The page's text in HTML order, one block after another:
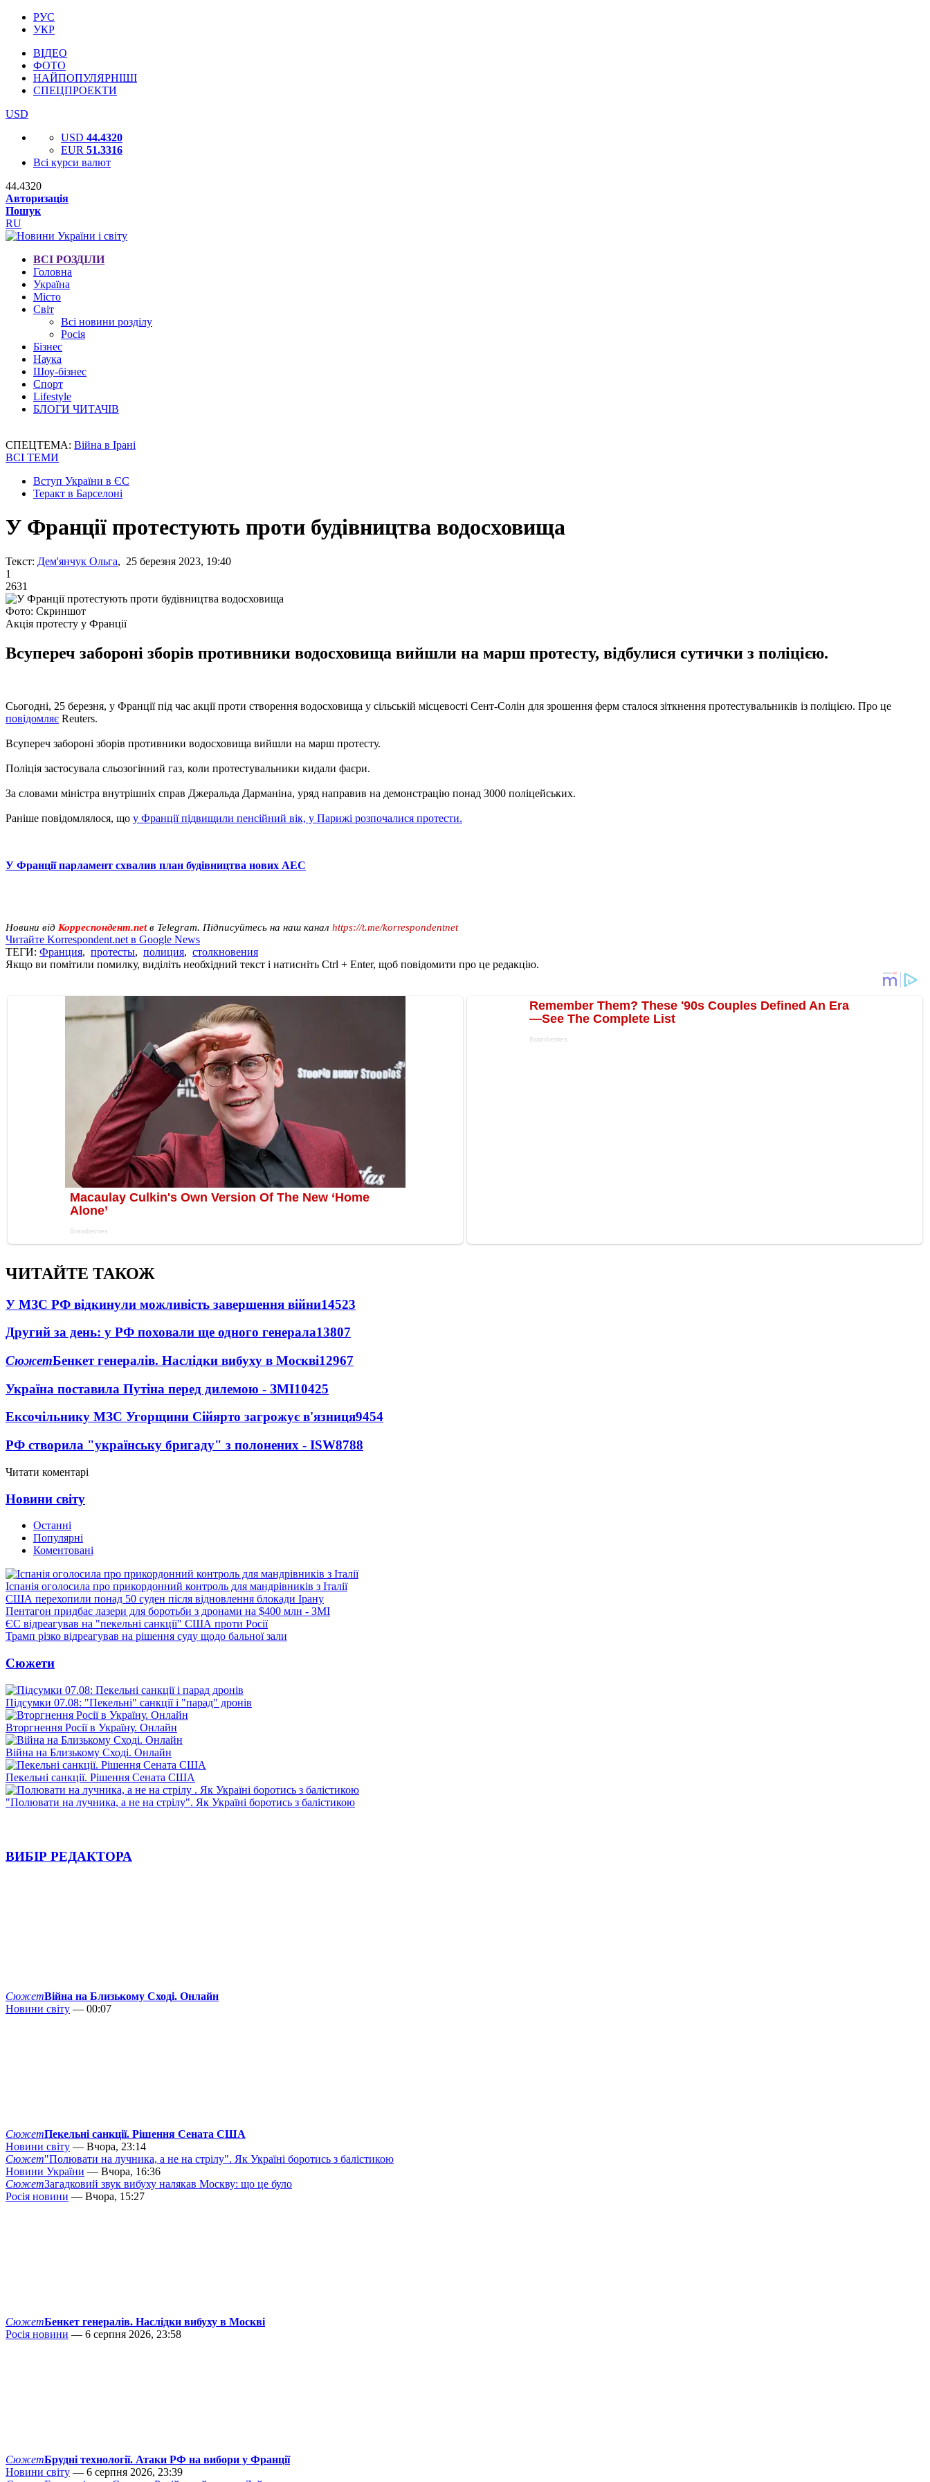
РУС
УКР
ВІДЕО
ФОТО
НАЙПОПУЛЯРНІШІ
СПЕЦПРОЕКТИ
USD
USD 44.4320
EUR 51.3316
Всі курси валют
44.4320
Авторизація
Пошук
RU
ВСІ РОЗДІЛИ
Головна
Україна
Місто
Світ
Всі новини розділу
Росія
Бізнес
Наука
Шоу-бізнес
Спорт
Lifestyle
БЛОГИ ЧИТАЧІВ
СПЕЦТЕМА: Війна в Ірані
ВСІ ТЕМИ
Вступ України в ЄС
Теракт в Барселоні
У Франції протестують проти будівництва водосховища
Текст: Дем'янчук Ольга, 25 березня 2023, 19:40
1
2631
Фото: Скриншот
Акція протесту у Франції
Всупереч забороні зборів противники водосховища вийшли на марш протесту, відбулися сутички з поліцією.
Сьогодні, 25 березня, у Франції під час акції проти створення водосховища у сільській місцевості Сент-Солін для зрошення ферм сталося зіткнення протестувальників із поліцією. Про це
повідомляє Reuters.
Всупереч забороні зборів противники водосховища вийшли на марш протесту.
Поліція застосувала сльозогінний газ, коли протестувальники кидали фаєри.
За словами міністра внутрішніх справ Джеральда Дарманіна, уряд направив на демонстрацію понад 3000 поліцейських.
Раніше повідомлялося, що у Франції підвищили пенсійний вік, у Парижі розпочалися протести.
У Франції парламент схвалив план будівництва нових АЕС
Новини від Корреспондент.netв Telegram. Підписуйтесь на наш канал https://t.me/korrespondentnet
Читайте Korrespondent.net в Google News
ТЕГИ: Франция, протесты, полиция, столкновения
Якщо ви помітили помилку, виділіть необхідний текст і натисніть Ctrl + Enter, щоб повідомити про це редакцію.
ЧИТАЙТЕ ТАКОЖ
У МЗС РФ відкинули можливість завершення війни14523
Другий за день: у РФ поховали ще одного генерала13807
СюжетБенкет генералів. Наслідки вибуху в Москві12967
Україна поставила Путіна перед дилемою - ЗМІ10425
Ексочільнику МЗС Угорщини Сійярто загрожує в'язниця9454
РФ створила "українську бригаду" з полонених - ISW8788
Читати коментарі
Новини світу
Останні
Популярні
Коментовані
Іспанія оголосила про прикордонний контроль для мандрівників з Італії
США перехопили понад 50 суден після відновлення блокади Ірану
Пентагон придбає лазери для боротьби з дронами на $400 млн - ЗМІ
ЄС відреагував на "пекельні санкції" США проти Росії
Трамп різко відреагував на рішення суду щодо бальної зали
Сюжети
Підсумки 07.08: "Пекельні" санкції і "парад" дронів
Вторгнення Росії в Україну. Онлайн
Війна на Близькому Сході. Онлайн
Пекельні санкції. Рішення Сената США
"Полювати на лучника, а не на стрілу". Як Україні боротись з балістикою
ВИБІР РЕДАКТОРА
СюжетВійна на Близькому Сході. Онлайн
Новини світу — 00:07
СюжетПекельні санкції. Рішення Сената США
Новини світу — Вчора, 23:14
Сюжет"Полювати на лучника, а не на стрілу". Як Україні боротись з балістикою
Новини України — Вчора, 16:36
СюжетЗагадковий звук вибуху налякав Москву: що це було
Росія новини — Вчора, 15:27
СюжетБенкет генералів. Наслідки вибуху в Москві
Росія новини — 6 серпня 2026, 23:58
СюжетБрудні технології. Атаки РФ на вибори у Франції
Новини світу — 6 серпня 2026, 23:39